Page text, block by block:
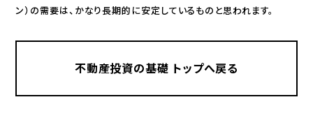
ン）の需要は、かなり長期的に安定しているものと思われます。
不動産投資の基礎 トップへ戻る